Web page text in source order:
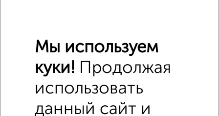
Мы используем
куки! Продолжая
использовать
данный сайт и